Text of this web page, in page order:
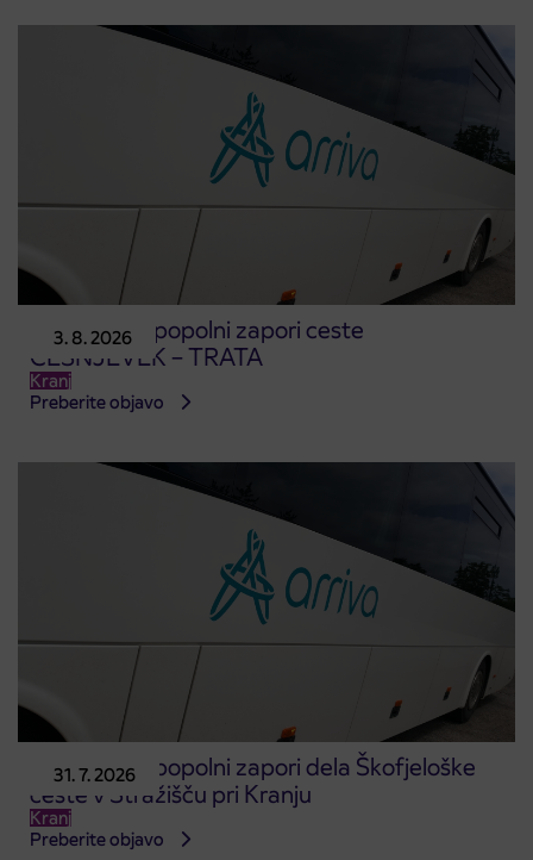
3. 8. 2026
Obvestilo o popolni zapori ceste
ČEŠNJEVEK – TRATA
Kranj
Preberite objavo
31. 7. 2026
Obvestilo o popolni zapori dela Škofjeloške
ceste v Stražišču pri Kranju
Kranj
Preberite objavo